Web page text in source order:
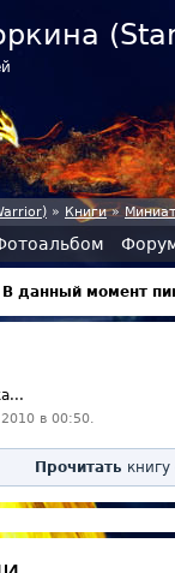
» Книги»
В данный момент
в 00:50.
Прочитать